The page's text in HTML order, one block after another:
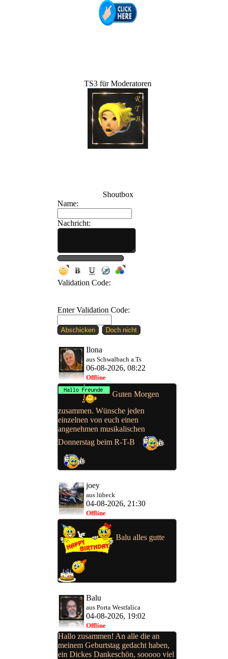
TS3 für Moderatoren
Shoutbox
Name:
Nachricht:
Validation Code:
Enter Validation Code:
Ilona
aus Schwalbach a.Ts
06-08-2026, 08:22
Offline
Guten Morgen
zusammen. Wünsche jeden
einzelnen von euch einen
angenehmen musikalischen
Donnerstag beim R-T-B
joey
aus lübeck
04-08-2026, 21:30
Offline
Balu alles gutte
Balu
aus Porta Westfalica
04-08-2026, 19:02
Offline
Hallo zusammen! An alle die an
meinem Geburtstag gedacht haben,
ein Dickes Dankeschön, sooooo viel